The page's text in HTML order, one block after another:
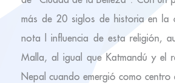
más de 20 siglos de historia en la
nota l influencia de esta religión,
Malla, al igual que Katmandú y el
Nepal cuando emergió como centro